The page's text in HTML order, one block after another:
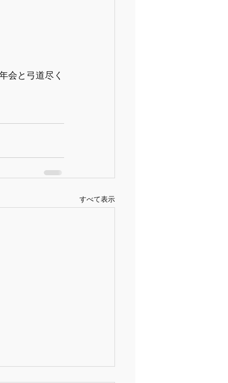
会と弓道尽く
すべて表示